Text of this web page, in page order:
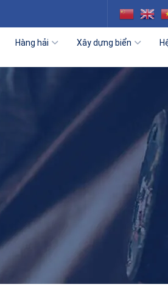
Hàng hải Xây dựng biển